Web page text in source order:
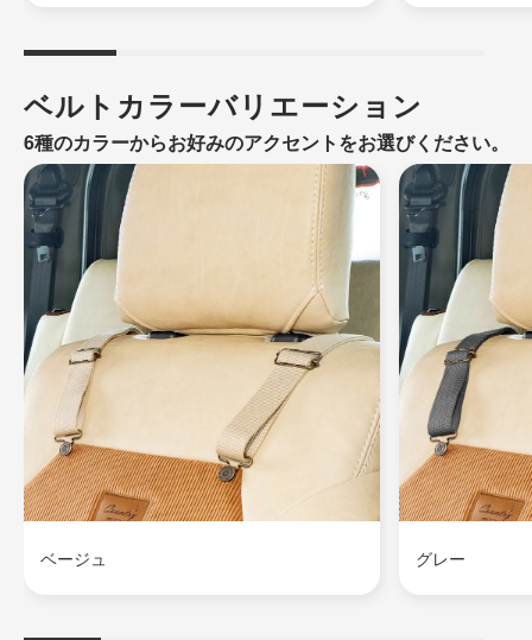
ベルトカラーバリエーション
6種のカラーからお好みのアクセントをお選びください。
ベージュ グレー